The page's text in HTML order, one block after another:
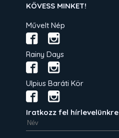
KÖVESS MINKET!
Művelt Nép
Rainy Days
Ulpius Baráti Kör
Iratkozz fel hírlevelünkre